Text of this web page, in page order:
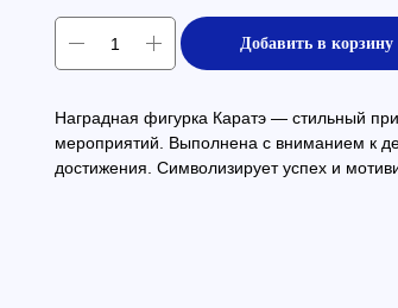
Добавить в корзину
Наградная фигурка Каратэ — стильный
мероприятий. Выполнена с вниманием к
достижения. Символизирует успех и